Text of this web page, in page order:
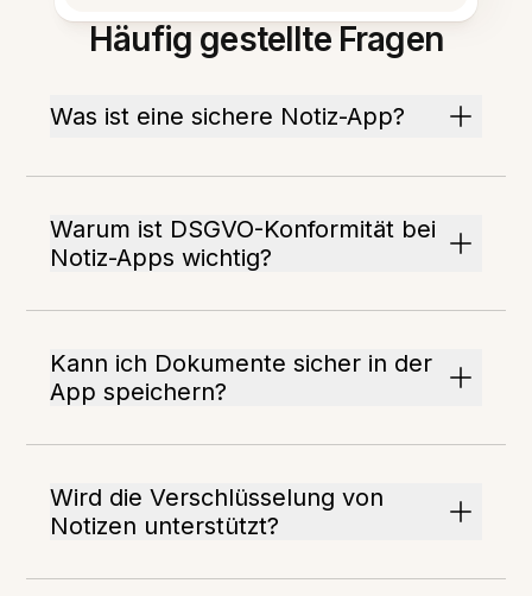
Häufig gestellte Fragen
Was ist eine sichere Notiz-App?
Warum ist DSGVO-Konformität bei
Notiz-Apps wichtig?
Kann ich Dokumente sicher in der
App speichern?
Wird die Verschlüsselung von
Notizen unterstützt?